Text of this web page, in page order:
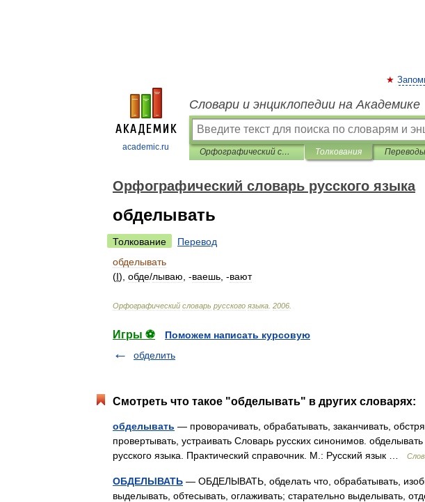
academic.ru
Словари и энциклопедии на Академике
Орфографический словарь русского языка Толкования Переводы
Орфографический словарь русского языка
обделывать
Толкование
Перевод
обделывать
(I), обде/лываю , -ваешь , -вают
Орфографический словарь русского языка 2006
Игры ⚽
Поможем написать курсовую
обделить
Смотреть что такое "обделывать" в других словарях:
обделывать — проворачивать, обрабатывать, заканчивать,
провертывать, устраивать Словарь русских синонимов.
русского языка. Практический справочник. М.: Русский язык …
ОБДЕЛЫВАТЬ — ОБДЕЛЫВАТЬ, обделать что, обрабатывать,
выделывать, обтесывать, оглаживать; старательно выделывать,